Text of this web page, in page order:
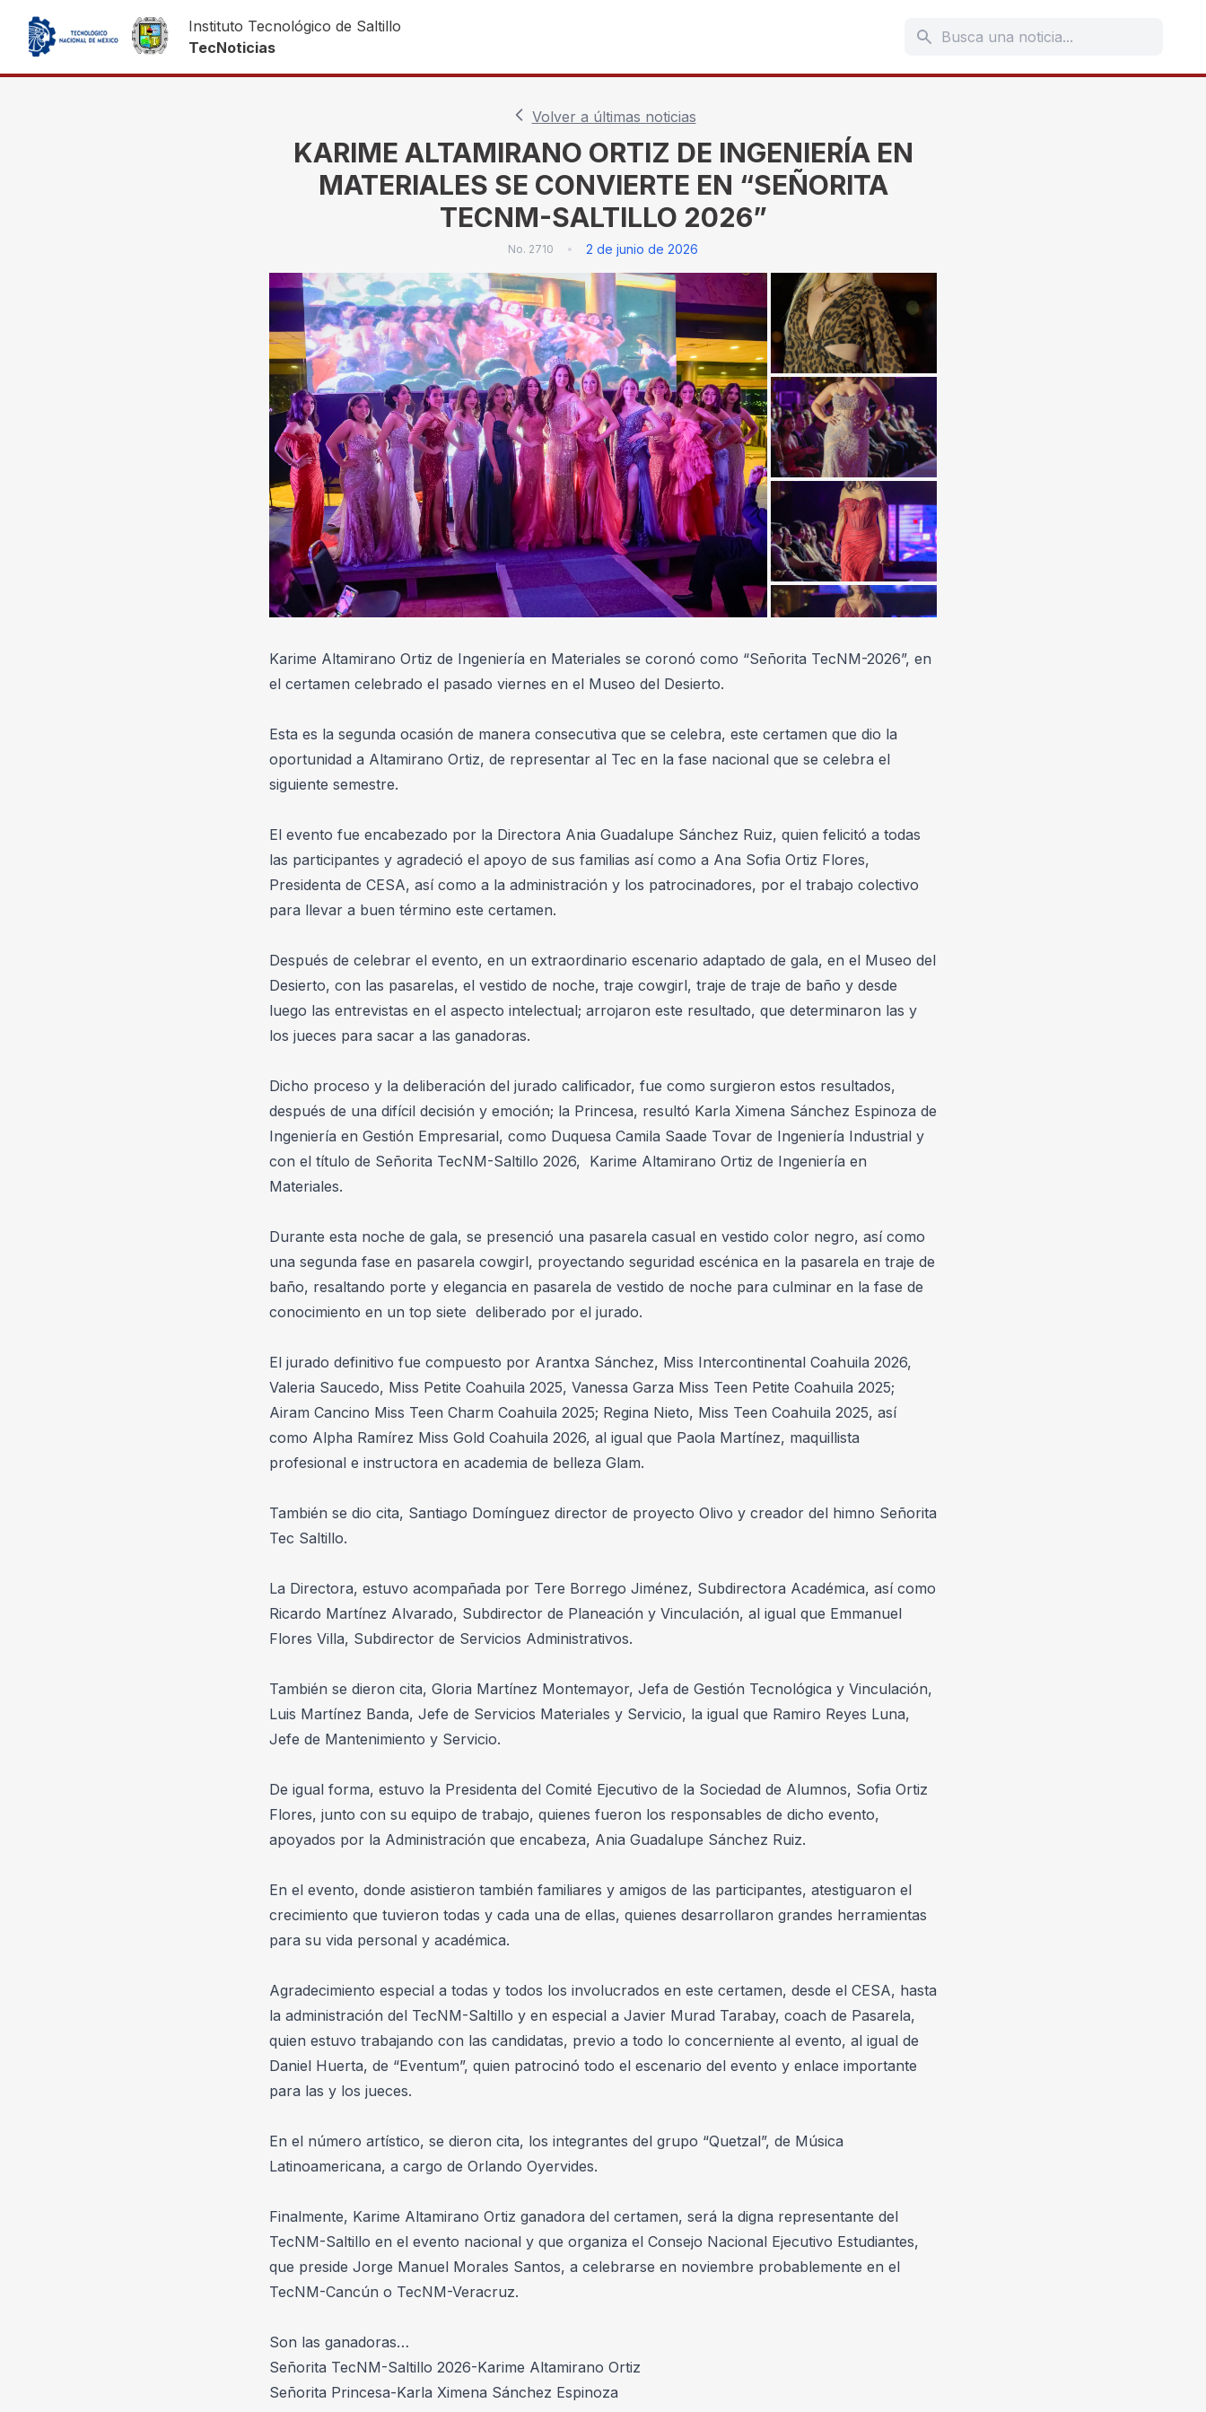
Instituto Tecnológico de Saltillo
TecNoticias
Volver a últimas noticias
KARIME ALTAMIRANO ORTIZ DE INGENIERÍA EN
MATERIALES SE CONVIERTE EN “SEÑORITA
TECNM-SALTILLO 2026”
No. 2710 2 de junio de 2026
Karime Altamirano Ortiz de Ingeniería en Materiales se coronó como “Señorita TecNM-2026”, en
el certamen celebrado el pasado viernes en el Museo del Desierto.
Esta es la segunda ocasión de manera consecutiva que se celebra, este certamen que dio la
oportunidad a Altamirano Ortiz, de representar al Tec en la fase nacional que se celebra el
siguiente semestre.
El evento fue encabezado por la Directora Ania Guadalupe Sánchez Ruiz, quien felicitó a todas
las participantes y agradeció el apoyo de sus familias así como a Ana Sofia Ortiz Flores,
Presidenta de CESA, así como a la administración y los patrocinadores, por el trabajo colectivo
para llevar a buen término este certamen.
Después de celebrar el evento, en un extraordinario escenario adaptado de gala, en el Museo del
Desierto, con las pasarelas, el vestido de noche, traje cowgirl, traje de traje de baño y desde
luego las entrevistas en el aspecto intelectual; arrojaron este resultado, que determinaron las y
los jueces para sacar a las ganadoras.
Dicho proceso y la deliberación del jurado calificador, fue como surgieron estos resultados,
después de una difícil decisión y emoción; la Princesa, resultó Karla Ximena Sánchez Espinoza de
Ingeniería en Gestión Empresarial, como Duquesa Camila Saade Tovar de Ingeniería Industrial y
con el título de Señorita TecNM-Saltillo 2026,  Karime Altamirano Ortiz de Ingeniería en
Materiales.
Durante esta noche de gala, se presenció una pasarela casual en vestido color negro, así como
una segunda fase en pasarela cowgirl, proyectando seguridad escénica en la pasarela en traje de
baño, resaltando porte y elegancia en pasarela de vestido de noche para culminar en la fase de
conocimiento en un top siete  deliberado por el jurado.
El jurado definitivo fue compuesto por Arantxa Sánchez, Miss Intercontinental Coahuila 2026,
Valeria Saucedo, Miss Petite Coahuila 2025, Vanessa Garza Miss Teen Petite Coahuila 2025;
Airam Cancino Miss Teen Charm Coahuila 2025; Regina Nieto, Miss Teen Coahuila 2025, así
como Alpha Ramírez Miss Gold Coahuila 2026, al igual que Paola Martínez, maquillista
profesional e instructora en academia de belleza Glam.
También se dio cita, Santiago Domínguez director de proyecto Olivo y creador del himno Señorita
Tec Saltillo.
La Directora, estuvo acompañada por Tere Borrego Jiménez, Subdirectora Académica, así como
Ricardo Martínez Alvarado, Subdirector de Planeación y Vinculación, al igual que Emmanuel
Flores Villa, Subdirector de Servicios Administrativos.
También se dieron cita, Gloria Martínez Montemayor, Jefa de Gestión Tecnológica y Vinculación,
Luis Martínez Banda, Jefe de Servicios Materiales y Servicio, la igual que Ramiro Reyes Luna,
Jefe de Mantenimiento y Servicio.
De igual forma, estuvo la Presidenta del Comité Ejecutivo de la Sociedad de Alumnos, Sofia Ortiz
Flores, junto con su equipo de trabajo, quienes fueron los responsables de dicho evento,
apoyados por la Administración que encabeza, Ania Guadalupe Sánchez Ruiz.
En el evento, donde asistieron también familiares y amigos de las participantes, atestiguaron el
crecimiento que tuvieron todas y cada una de ellas, quienes desarrollaron grandes herramientas
para su vida personal y académica.
Agradecimiento especial a todas y todos los involucrados en este certamen, desde el CESA, hasta
la administración del TecNM-Saltillo y en especial a Javier Murad Tarabay, coach de Pasarela,
quien estuvo trabajando con las candidatas, previo a todo lo concerniente al evento, al igual de
Daniel Huerta, de “Eventum”, quien patrocinó todo el escenario del evento y enlace importante
para las y los jueces.
En el número artístico, se dieron cita, los integrantes del grupo “Quetzal”, de Música
Latinoamericana, a cargo de Orlando Oyervides.
Finalmente, Karime Altamirano Ortiz ganadora del certamen, será la digna representante del
TecNM-Saltillo en el evento nacional y que organiza el Consejo Nacional Ejecutivo Estudiantes,
que preside Jorge Manuel Morales Santos, a celebrarse en noviembre probablemente en el
TecNM-Cancún o TecNM-Veracruz.
Son las ganadoras…
Señorita TecNM-Saltillo 2026-Karime Altamirano Ortiz
Señorita Princesa-Karla Ximena Sánchez Espinoza